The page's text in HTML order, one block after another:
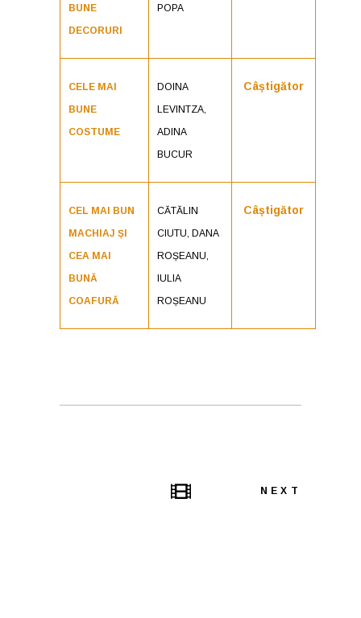
BUNE
DECORURI
POPA
CELE MAI
BUNE
COSTUME
DOINA
LEVINTZA,
ADINA
BUCUR
Câștigător
CEL MAI BUN
MACHIAJ ȘI
CEA MAI
BUNĂ
COAFURĂ
CĂTĂLIN
CIUTU, DANA
ROȘEANU,
IULIA
ROȘEANU
Câștigător
NEXT